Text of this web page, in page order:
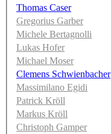
Thomas Caser
Gregorius Garber
Michele Bertagnolli
Lukas Hofer
Michael Moser
Clemens Schwienbacher
Massimilano Egidi
Patrick Kröll
Markus Kröll
Christoph Gamper